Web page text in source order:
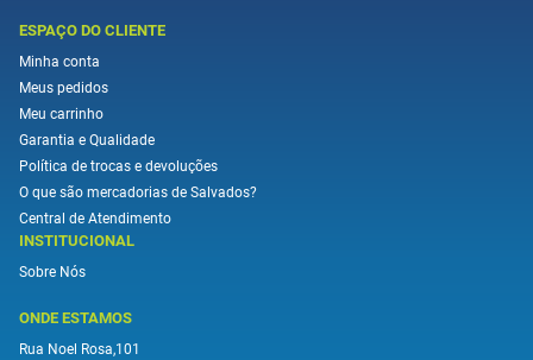
ESPAÇO DO CLIENTE
Minha conta
Meus pedidos
Meu carrinho
Garantia e Qualidade
Política de trocas e devoluções
O que são mercadorias de Salvados?
Central de Atendimento
INSTITUCIONAL
Sobre Nós
ONDE ESTAMOS
Rua Noel Rosa,101